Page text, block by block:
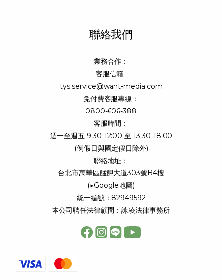
聯絡我們
業務合作：
客服信箱 :
tys.service@want-media.com
免付費客服專線：
0800-606-388
客服時間：
週一至週五 9:30-12:00 至 13:30-18:00
(例假日與國定假日除外)
聯絡地址：
台北市萬華區艋舺大道303號B4樓
(▶Google地圖)
統一編號：82949592
本公司聘任法律顧問：詠凌法律事務所